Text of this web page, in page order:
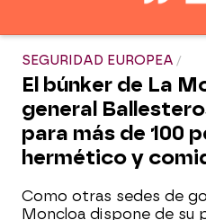
SEGURIDAD EUROPEA
El búnker de La
general
para más de 100
hermético y
Como otras sedes de
Moncloa dispone de su